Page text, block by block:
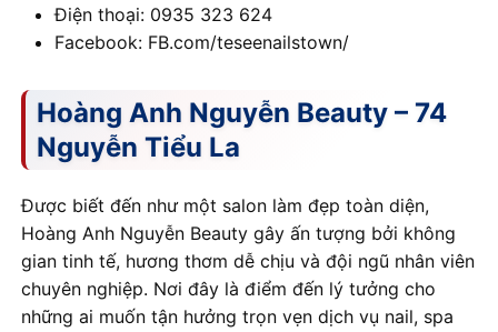
Điện thoại: 0935 323 624
Facebook: FB.com/teseenailstown/
Hoàng Anh Nguyễn Beauty – 74
Nguyễn Tiểu La
Được biết đến như một salon làm đẹp toàn diện,
Hoàng Anh Nguyễn Beauty gây ấn tượng bởi không
gian tinh tế, hương thơm dễ chịu và đội ngũ nhân viên
chuyên nghiệp. Nơi đây là điểm đến lý tưởng cho
những ai muốn tận hưởng trọn vẹn dịch vụ nail, spa